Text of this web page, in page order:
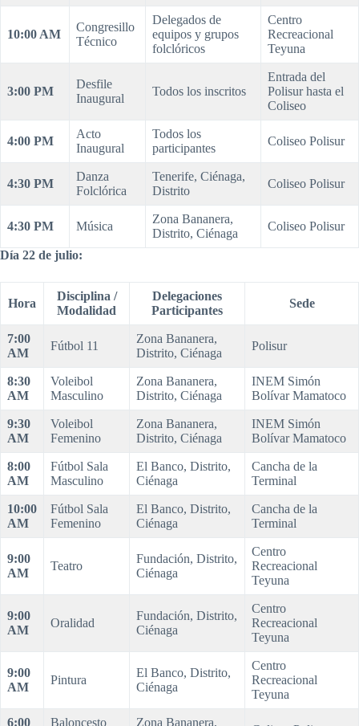
10:00 AM
Congresillo
Técnico
Delegados de
equipos y grupos
folclóricos
Centro
Recreacional
Teyuna
3:00 PM
Desfile
Inaugural
Todos los inscritos
Entrada del
Polisur hasta el
Coliseo
4:00 PM
Acto
Inaugural
Todos los
participantes
Coliseo Polisur
4:30 PM
Danza
Folclórica
Tenerife, Ciénaga,
Distrito
Coliseo Polisur
4:30 PM Música
Zona Bananera,
Distrito, Ciénaga
Coliseo Polisur
Día 22 de julio:
Hora
Disciplina /
Modalidad
Delegaciones
Participantes
Sede
7:00
AM
Fútbol 11
Zona Bananera,
Distrito, Ciénaga
Polisur
8:30
AM
Voleibol
Masculino
Zona Bananera,
Distrito, Ciénaga
INEM Simón
Bolívar Mamatoco
9:30
AM
Voleibol
Femenino
Zona Bananera,
Distrito, Ciénaga
INEM Simón
Bolívar Mamatoco
8:00
AM
Fútbol Sala
Masculino
El Banco, Distrito,
Ciénaga
Cancha de la
Terminal
10:00
AM
Fútbol Sala
Femenino
El Banco, Distrito,
Ciénaga
Cancha de la
Terminal
9:00
AM
Teatro
Fundación, Distrito,
Ciénaga
Centro
Recreacional
Teyuna
9:00
AM
Oralidad
Fundación, Distrito,
Ciénaga
Centro
Recreacional
Teyuna
9:00
AM
Pintura
El Banco, Distrito,
Ciénaga
Centro
Recreacional
Teyuna
6:00
Baloncesto
Zona Bananera,